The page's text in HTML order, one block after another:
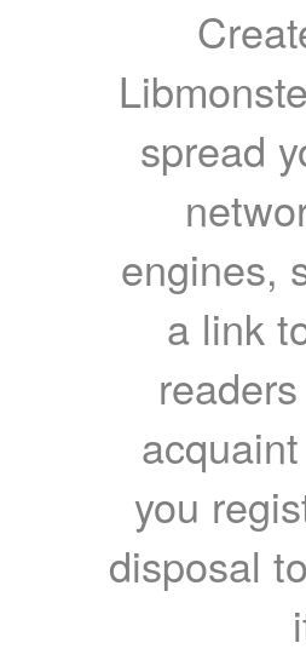
spread
engines,
a link
you
disposal